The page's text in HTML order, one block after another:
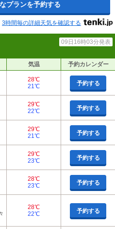
プランを予約する
3時間毎の詳細天気を確認する
09日16時03分発表
気温 予約カレンダー
28℃
21℃
予約する
29℃
22℃
予約する
29℃
21℃
予約する
29℃
23℃
予約する
28℃
23℃
予約する
28℃
22℃
予約する